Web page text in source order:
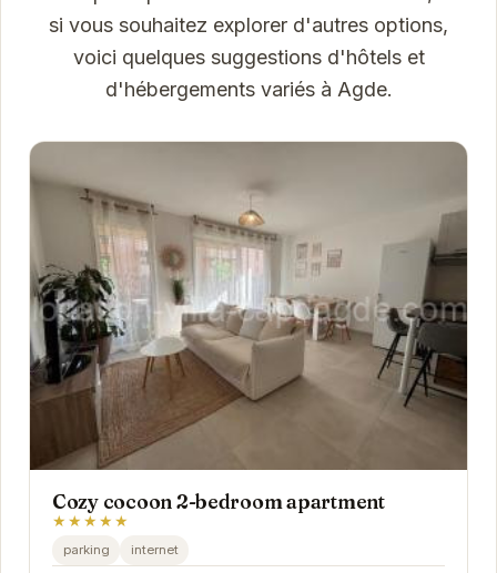
si vous souhaitez explorer d'autres options,
voici quelques suggestions d'hôtels et
d'hébergements variés à Agde.
Cozy cocoon 2-bedroom apartment
★★★★★
parking internet